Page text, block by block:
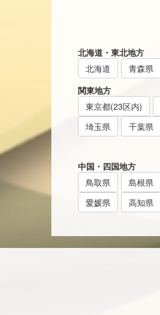
北海道・東北地方
北海道
青森県
関東地方
東京都(23区内)
埼玉県
千葉県
中国・四国地方
鳥取県
島根県
愛媛県
高知県